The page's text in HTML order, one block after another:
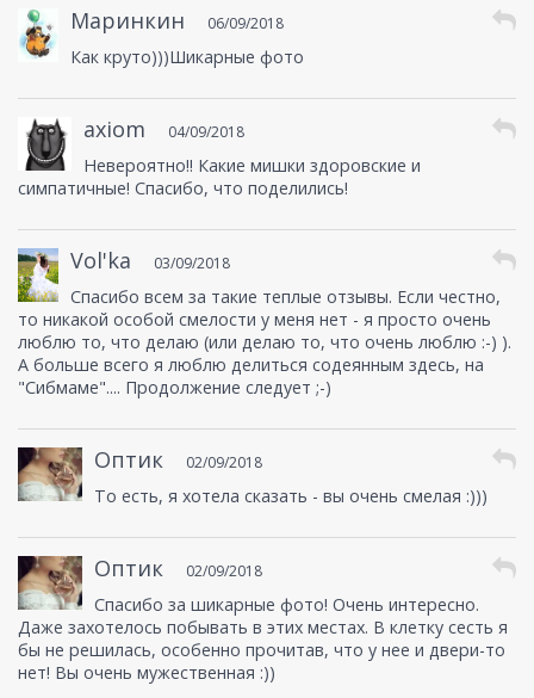
Маринкин 06/09/2018
Как круто)))Шикарные фото
axiom 04/09/2018
Невероятно!! Какие мишки здоровские и
симпатичные! Спасибо, что поделились!
Vol'ka 03/09/2018
Спасибо всем за такие теплые отзывы. Если честно,
то никакой особой смелости у меня нет - я просто очень
люблю то, что делаю (или делаю то, что очень люблю :-) ).
А больше всего я люблю делиться содеянным здесь, на
"Сибмаме".... Продолжение следует ;-)
Оптик 02/09/2018
То есть, я хотела сказать - вы очень смелая :)))
Оптик 02/09/2018
Спасибо за шикарные фото! Очень интересно.
Даже захотелось побывать в этих местах. В клетку сесть я
бы не решилась, особенно прочитав, что у нее и двери-то
нет! Вы очень мужественная :))